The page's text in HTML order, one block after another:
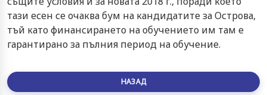
тази есен се очаква бум на кандидатите за Острова,
тъй като финансирането на обучението им там е
гарантирано за пълния период на обучение.
НАЗАД